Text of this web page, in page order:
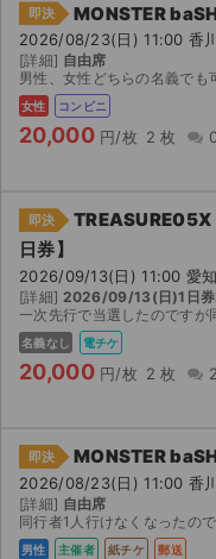
即決 MONSTER
2026/08/23(日) 11:00 香
[詳細] 自由席
男性、女性どちらの名義でも可能です。
女性 コンビニ
20,000 円/枚 2 枚
即決
TREASURE05X
日券】
2026/09/13(日) 11:00 愛知
[詳細] 2026/09/13(日)1日
一次先行で当選したのですが同行者が行けなくなったため出品します。迅速な
名義なし 電チケ
20,000 円/枚 2 枚
即決 MONSTER
2026/08/23(日) 11:00 香
[詳細] 自由席
同行者1人行けなくなったの
男性 主催者 紙チケ 郵送